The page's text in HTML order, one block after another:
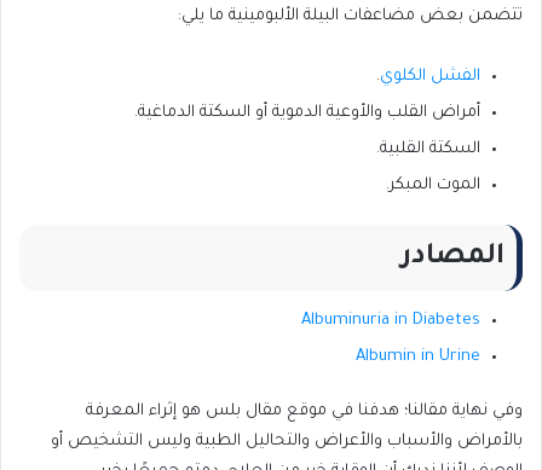
تتضمن بعض مضاعفات البيلة الألبومينية ما يلي:
الفشل الكلوي.
أمراض القلب والأوعية الدموية أو السكتة الدماغية.
السكتة القلبية.
الموت المبكر.
المصادر
Albuminuria in Diabetes
Albumin in Urine
وفي نهاية مقالنا؛ هدفنا في موقع مقال بلس هو إثراء المعرفة
بالأمراض والأسباب والأعراض والتحاليل الطبية وليس التشخيص أو